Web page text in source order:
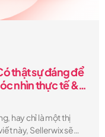
thật sự đáng để
nhìn thực tế &
hay chỉ là một thị
này, Sellerwix sẽ